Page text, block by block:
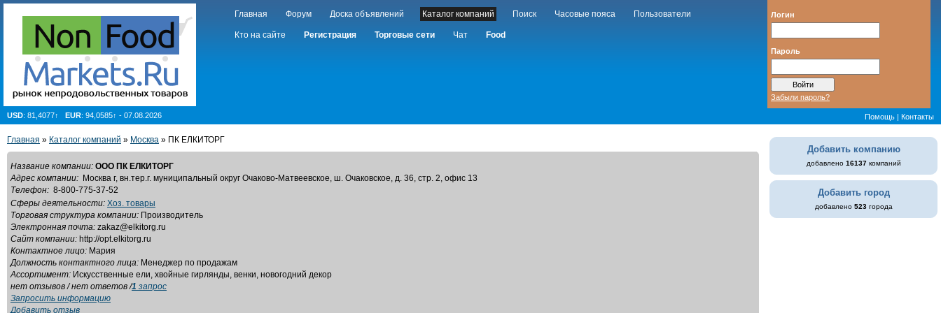
Логин
Пароль
Забыли пароль?
Главная Форум Доска объявлений Каталог компаний Поиск Часовые пояса Пользователи
Кто на сайте Регистрация Торговые сети Чат Food
Помощь | Контакты
USD: 81,4077↑ EUR: 94,0585↑ - 07.08.2026
Главная » Каталог компаний » Москва » ПК ЕЛКИТОРГ
Название компании: ООО ПК ЕЛКИТОРГ
Адрес компании: Москва г, вн.тер.г. муниципальный округ Очаково-Матвеевское, ш. Очаковское, д. 36, стр. 2, офис 13
Телефон: 8-800-775-37-52
Сферы деятельности: Хоз. товары
Торговая структура компании: Производитель
Электронная почта: zakaz@elkitorg.ru
Сайт компании: http://opt.elkitorg.ru
Контактное лицо: Мария
Должность контактного лица: Менеджер по продажам
Ассортимент: Искусственные ели, хвойные гирлянды, венки, новогодний декор
нет отзывов / нет ответов /1 запрос
Запросить информацию
Добавить отзыв
Добавить компанию
добавлено 16137компаний
Добавить город
добавлено 523города